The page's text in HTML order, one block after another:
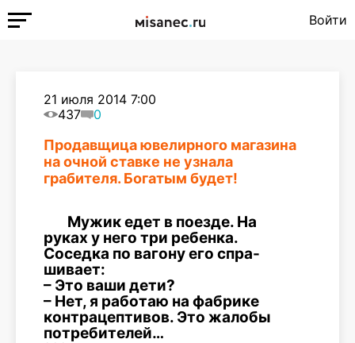
Войти
21 июля 2014 7:00
437
0
Продавщица ювелирного магазина
на очной ставке не узнала
грабителя. Богатым будет!
Мужик едет в поезде. На
руках у него три ребенка.
Соседка по вагону его спра-
шивает:
– Это ваши дети?
– Нет, я работаю на фабрике
контрацептивов. Это жалобы
потребителей…